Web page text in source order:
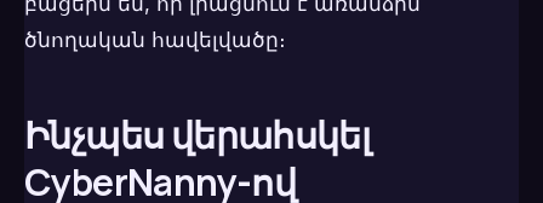
ծնողական հավելվածը։
Ինչպես վերահսկել
CyberNanny-ով